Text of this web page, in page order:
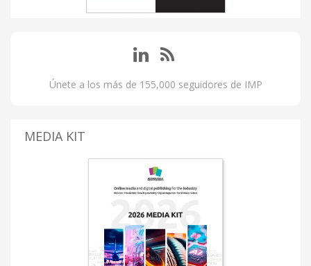
Únete a los más de 155,000 seguidores de IMP
MEDIA KIT